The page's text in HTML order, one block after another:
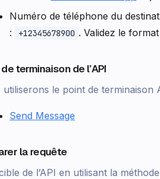
Numéro de téléphone du
:
+12345678900 . Validez le
terminaison de l’API
utiliserons le point de terminaison
Send Message
la requête
de l’API en utilisant la